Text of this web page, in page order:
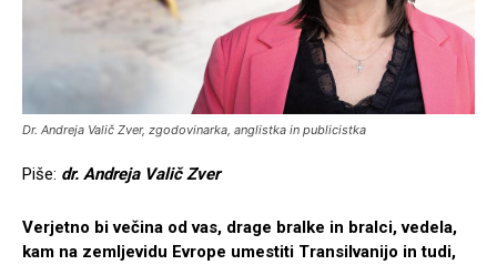
Dr. Andreja Valič Zver, zgodovinarka, anglistka in publicistka
Piše: dr. Andreja Valič Zver
Verjetno bi večina od vas, drage bralke in bralci, vedela,
kam na zemljevidu Evrope umestiti Transilvanijo in tudi,